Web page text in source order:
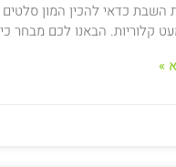
השבת כדאי להכין המון
קלוריות. הבאנו לכם מבחר
»